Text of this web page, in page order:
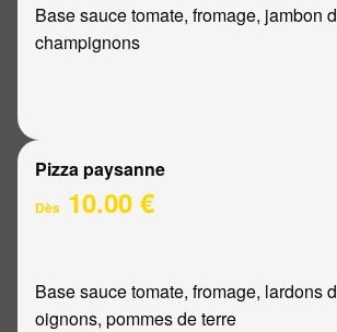
Base sauce tomate, fromage, jambon
champignons
Pizza paysanne
Dès 10.00 €
Base sauce tomate, fromage, lardons
oignons, pommes de terre